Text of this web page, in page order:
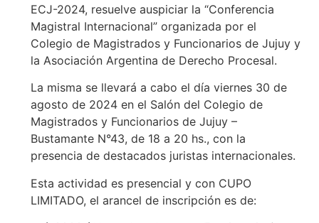
ECJ-2024, resuelve auspiciar la “Conferencia
Magistral Internacional” organizada por el
Colegio de Magistrados y Funcionarios de Jujuy y
la Asociación Argentina de Derecho Procesal.
La misma se llevará a cabo el día viernes 30 de
agosto de 2024 en el Salón del Colegio de
Magistrados y Funcionarios de Jujuy –
Bustamante N°43, de 18 a 20 hs., con la
presencia de destacados juristas internacionales.
Esta actividad es presencial y con CUPO
LIMITADO, el arancel de inscripción es de: